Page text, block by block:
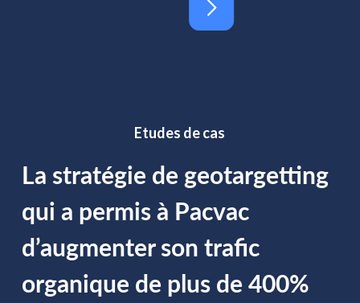
Etudes de cas
La stratégie de geotargetting
qui a permis à Pacvac
d’augmenter son trafic
organique de plus de 400%